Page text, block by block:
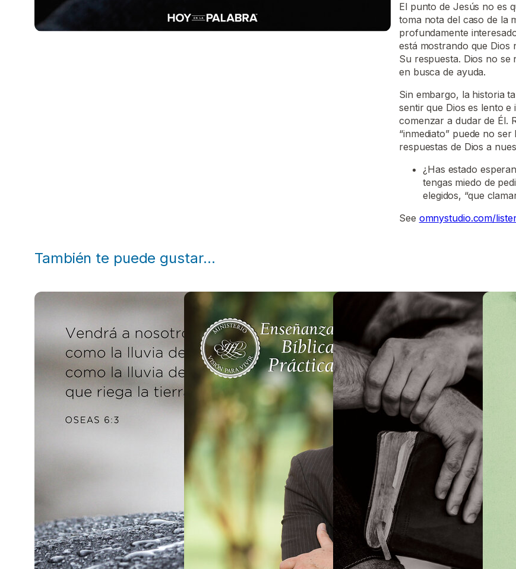
El punto de Jesús no es
toma nota del caso de la
profundamente
está mostrando que Dios
Su respuesta. Dios no se
en busca de ayuda.
Sin embargo, la historia
sentir que Dios es lento
comenzar a dudar de Él.
“inmediato” puede no
respuestas de Dios a
¿Has estado
tengas miedo de
elegidos, “que
See omnystudio.com/
También te puede gustar…